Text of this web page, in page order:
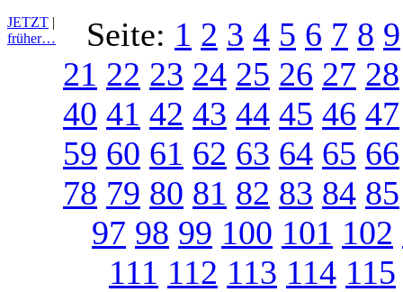
JETZT |
früher…
Seite: 1 2 3 4 5 6 7 8 9
21 22 23 24 25 26 27 28
40 41 42 43 44 45 46 47
59 60 61 62 63 64 65 66
78 79 80 81 82 83 84 85
97 98 99 100 101 102
111 112 113 114 115